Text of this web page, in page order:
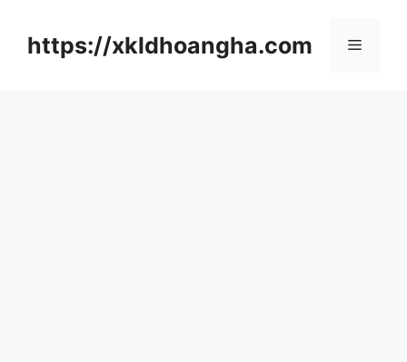
https://xkldhoangha.com 메